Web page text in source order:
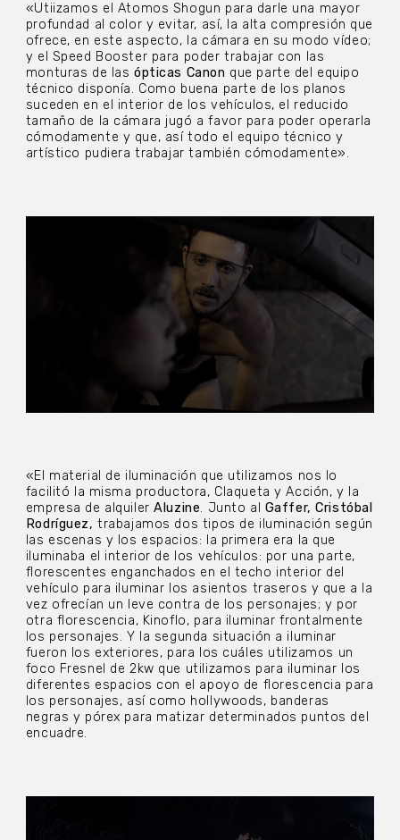
«Utiizamos el Atomos Shogun para darle una mayor
profundad al color y evitar, así, la alta compresión que
ofrece, en este aspecto, la cámara en su modo vídeo;
y el Speed Booster para poder trabajar con las
monturas de las ópticas Canon que parte del equipo
técnico disponía. Como buena parte de los planos
suceden en el interior de los vehículos, el reducido
tamaño de la cámara jugó a favor para poder operarla
cómodamente y que, así todo el equipo técnico y
artístico pudiera trabajar también cómodamente».
«El material de iluminación que utilizamos nos lo
facilitó la misma productora, Claqueta y Acción, y la
empresa de alquilerAluzine. Junto al Gaffer, Cristóbal
Rodríguez, trabajamos dos tipos de iluminación según
las escenas y los espacios: la primera era la que
iluminaba el interior de los vehículos: por una parte,
florescentes enganchados en el techo interior del
vehículo para iluminar los asientos traseros y que a la
vez ofrecían un leve contra de los personajes; y por
otra florescencia, Kinoflo, para iluminar frontalmente
los personajes. Y la segunda situación a iluminar
fueron los exteriores, para los cuáles utilizamos un
foco Fresnel de 2kw que utilizamos para iluminar los
diferentes espacios con el apoyo de florescencia para
los personajes, así como hollywoods, banderas
negras y pórex para matizar determinados puntos del
encuadre.